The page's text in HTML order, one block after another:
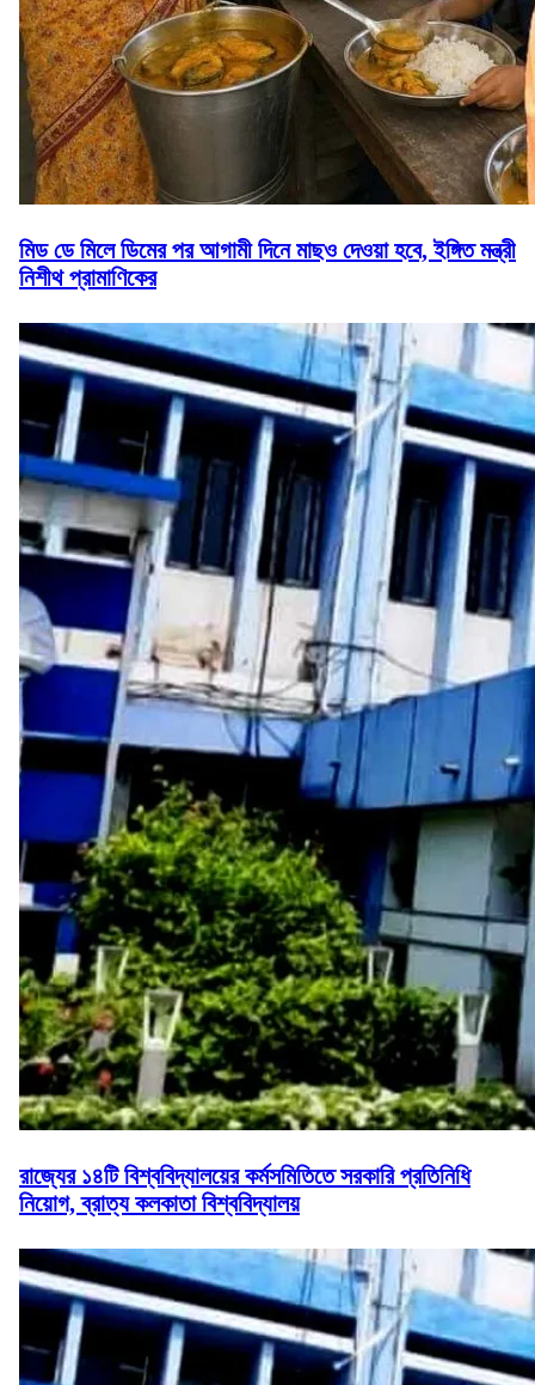
মিড ডে মিলে ডিমের পর আগামী দিনে মাছও দেওয়া হবে, ইঙ্গিত মন্ত্রী
নিশীথ প্রামাণিকের
রাজ্যের ১৪টি বিশ্ববিদ্যালয়ের কর্মসমিতিতে সরকারি প্রতিনিধি
নিয়োগ, ব্রাত্য কলকাতা বিশ্ববিদ্যালয়